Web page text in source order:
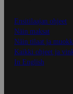
Ensitilaajan ohjeet
Näin maksat
Näin tilaat ja
Kaikki ohjeet ja
In English